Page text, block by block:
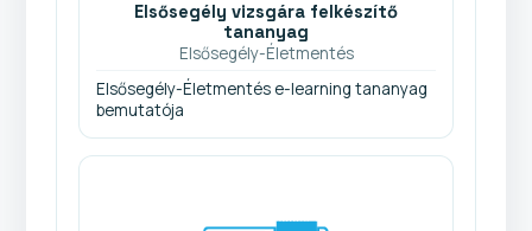
Elsősegély vizsgára felkészítő
tananyag
Elsősegély-Életmentés
Elsősegély-Életmentés e-learning tananyag
bemutatója